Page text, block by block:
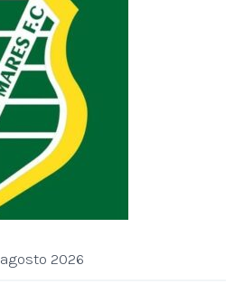
agosto 2026